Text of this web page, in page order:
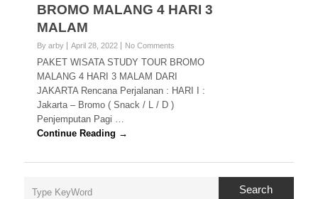
BROMO MALANG 4 HARI 3
MALAM
By arby April 28, 2022 No Comments
PAKET WISATA STUDY TOUR BROMO
MALANG 4 HARI 3 MALAM DARI
JAKARTA Rencana Perjalanan : HARI I :
Jakarta – Bromo ( Snack / L / D )
Penjemputan Pagi …
Continue Reading →
Search